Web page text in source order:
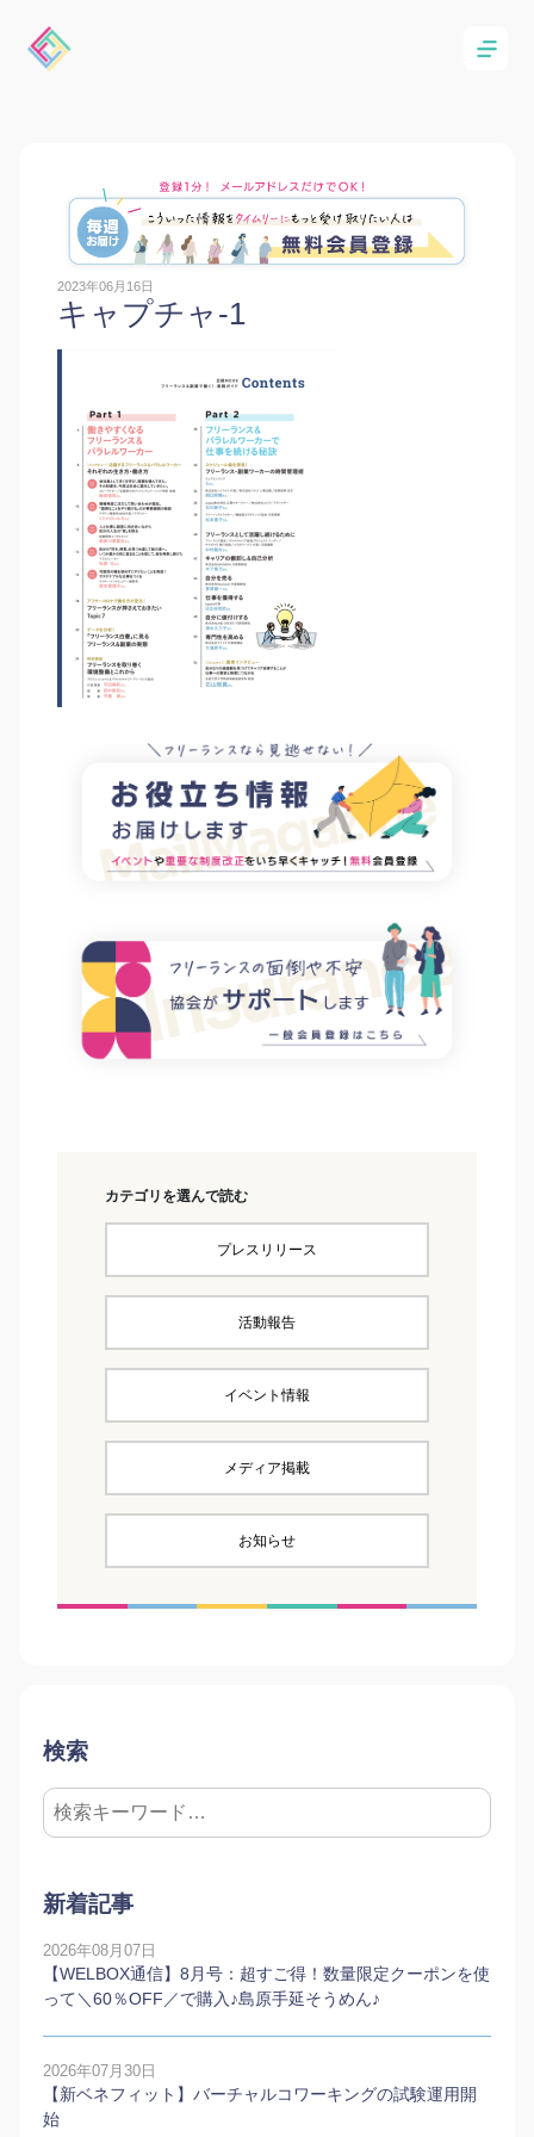
2023年06月16日
キャプチャ-1
カテゴリを選んで読む
プレスリリース
活動報告
イベント情報
メディア掲載
お知らせ
検索
新着記事
2026年08月07日
【WELBOX通信】8月号：超すご得！数量限定クーポンを使
って＼60％OFF／で購入♪島原手延そうめん♪
2026年07月30日
【新ベネフィット】バーチャルコワーキングの試験運用開
始